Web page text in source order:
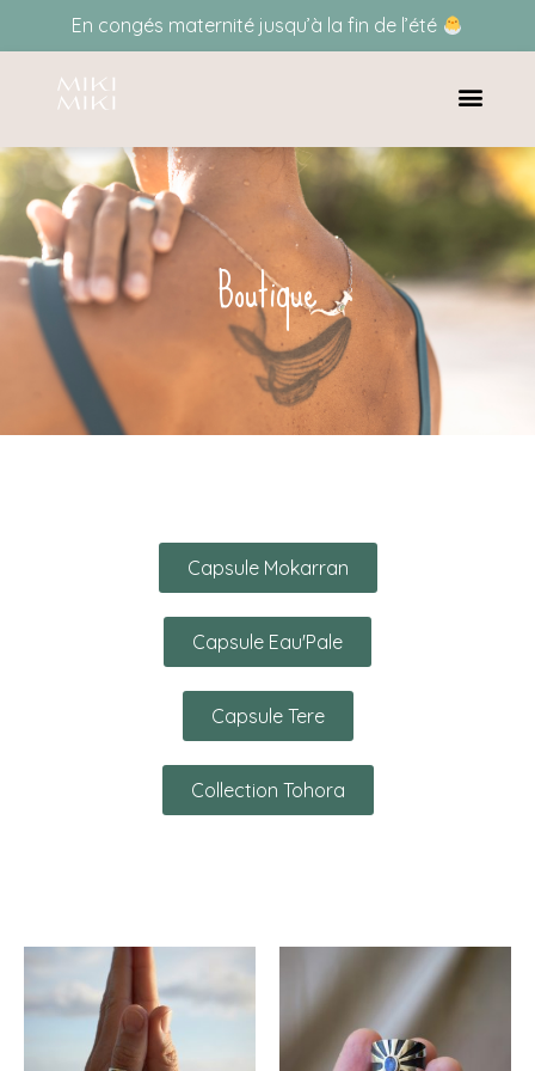
En congés maternité jusqu’à la fin de l’été
Boutique
Capsule Mokarran
Capsule Eau'Pale
Capsule Tere
Collection Tohora